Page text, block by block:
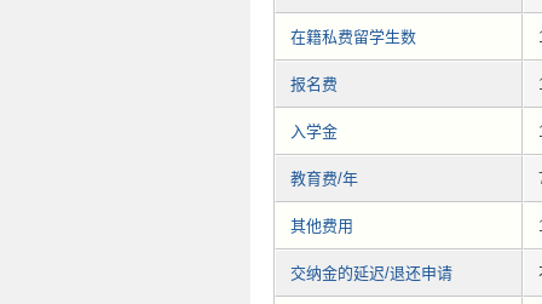
在籍私费留学生数
报名费
入学金
教育费/年
其他费用
交纳金的延迟/退还申请